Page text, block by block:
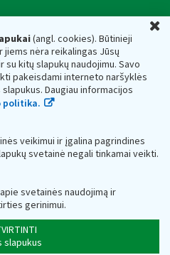
(angl. cookies). Būtinieji
nėra reikalingas Jūsų
kitų slapukų naudojimu. Savo
pakeisdami interneto naršyklės
Daugiau informacijos
politika.
veikimui ir įgalina pagrindines
svetainė negali tinkamai veikti.
svetainės naudojimą ir
gerinimui.
slapukus
prie Lietuvos
kodas — 188659752,
Vilnius, Lietuva, el.paštas:
adresas 188659752
inspekciją prie Lietuvos
ir saugomi Juridinių